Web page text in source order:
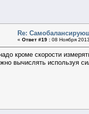
Re:
« Ответ #19 : 08 Ноября
кроме скорости
вычислять используя